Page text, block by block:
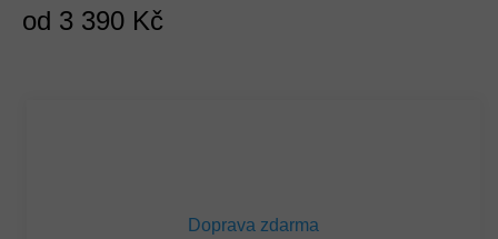
od 3 390 Kč
Doprava zdarma